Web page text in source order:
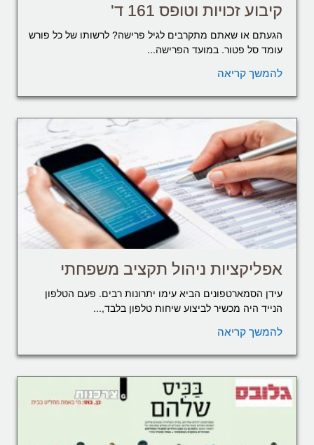
קיבוע זכויות וטופס 161 ד'
הגעתם או שאתם מתקרבים לגיל פרישה? לרשותו של כל פורש
עומד סל פטור. במועד הפרישה...
להמשך קריאה
אפליקציות ניהול תקציב משפחתי
עידן הסמארטפונים הביא עימו יתרונות רבים. פעם הטלפון
הנייד היה מכשיר לביצוע שיחות טלפון בלבד,...
להמשך קריאה